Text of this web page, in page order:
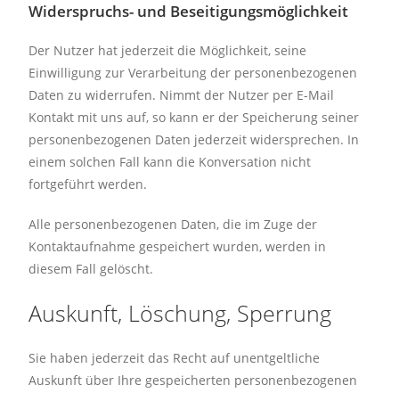
Widerspruchs- und Beseitigungsmöglichkeit
Der Nutzer hat jederzeit die Möglichkeit, seine
Einwilligung zur Verarbeitung der personenbezogenen
Daten zu widerrufen. Nimmt der Nutzer per E-Mail
Kontakt mit uns auf, so kann er der Speicherung seiner
personenbezogenen Daten jederzeit widersprechen. In
einem solchen Fall kann die Konversation nicht
fortgeführt werden.
Alle personenbezogenen Daten, die im Zuge der
Kontaktaufnahme gespeichert wurden, werden in
diesem Fall gelöscht.
Auskunft, Löschung, Sperrung
Sie haben jederzeit das Recht auf unentgeltliche
Auskunft über Ihre gespeicherten personenbezogenen